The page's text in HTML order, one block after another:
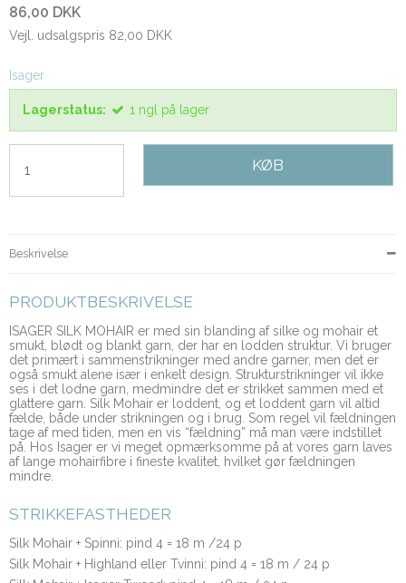
86,00 DKK
Vejl. udsalgspris 82,00 DKK
Isager
Lagerstatus: 1 ngl på lager
KØB
Beskrivelse
PRODUKTBESKRIVELSE
ISAGER SILK MOHAIR er med sin blanding af silke og mohair et
smukt, blødt og blankt garn, der har en lodden struktur. Vi bruger
det primært i sammenstrikninger med andre garner, men det er
også smukt alene især i enkelt design. Strukturstrikninger vil ikke
ses i det lodne garn, medmindre det er strikket sammen med et
glattere garn. Silk Mohair er loddent, og et loddent garn vil altid
fælde, både under strikningen og i brug. Som regel vil fældningen
tage af med tiden, men en vis “fældning” må man være indstillet
på. Hos Isager er vi meget opmærksomme på at vores garn laves
af lange mohairfibre i fineste kvalitet, hvilket gør fældningen
mindre.
STRIKKEFASTHEDER
Silk Mohair + Spinni: pind 4 = 18 m /24 p
Silk Mohair + Highland eller Tvinni: pind 4 = 18 m / 24 p